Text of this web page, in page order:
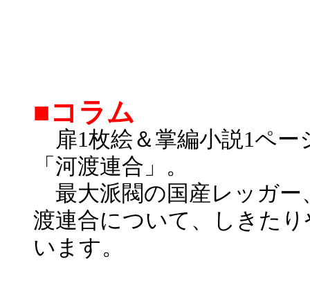
■コラム
扉1枚絵＆掌編小説1ペー
「河渡連合」。
最大派閥の国産レッガー
渡連合について、しきた
います。